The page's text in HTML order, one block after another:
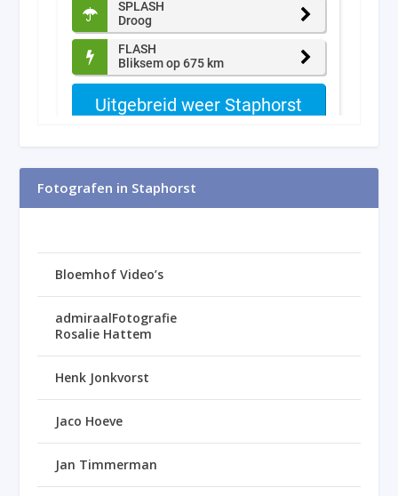
Fotografen in Staphorst
Bloemhof Video’s
admiraalFotografie
Rosalie Hattem
Henk Jonkvorst
Jaco Hoeve
Jan Timmerman